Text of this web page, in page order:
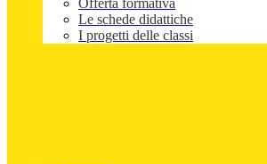
Offerta formativa
Le schede didattiche
I progetti delle classi